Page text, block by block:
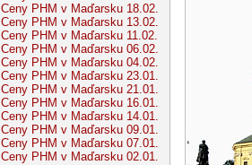
Ceny PHM v Maďarsku 18.02.
Ceny PHM v Maďarsku 13.02.
Ceny PHM v Maďarsku 11.02.
Ceny PHM v Maďarsku 06.02.
Ceny PHM v Maďarsku 04.02.
Ceny PHM v Maďarsku 23.01.
Ceny PHM v Maďarsku 21.01.
Ceny PHM v Maďarsku 16.01.
Ceny PHM v Maďarsku 14.01.
Ceny PHM v Maďarsku 09.01.
Ceny PHM v Maďarsku 07.01.
Ceny PHM v Maďarsku 02.01.